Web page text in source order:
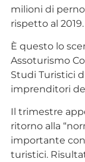
milioni di
rispetto al 2019.
È questo lo
Assoturismo
Studi Turistici
imprenditori
Il trimestre
ritorno alla
importante
turistici.